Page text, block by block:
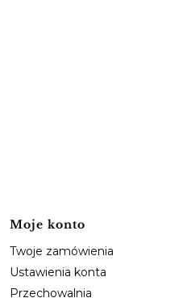
Moje konto
Twoje zamówienia
Ustawienia konta
Przechowalnia